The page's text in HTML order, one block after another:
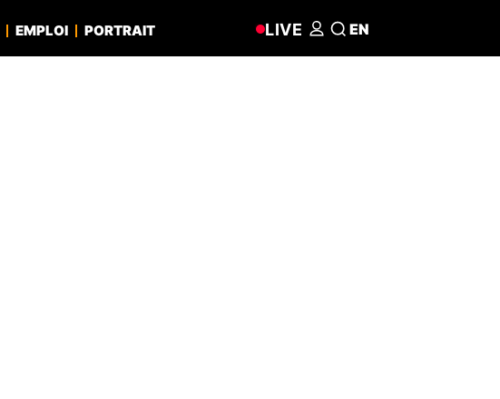
EMPLOI PORTRAIT LIVE EN